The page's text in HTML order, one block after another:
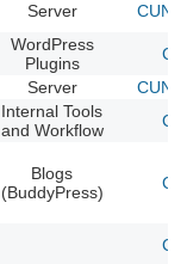
Server
WordPress
Plugins
Server
Internal Tools
and Workflow
Blogs
(BuddyPress)